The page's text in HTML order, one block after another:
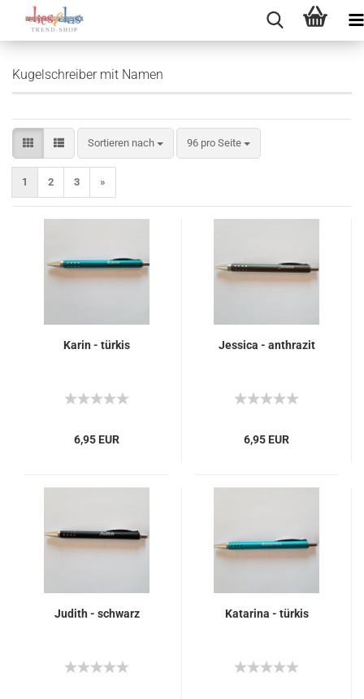
Kugelschreiber mit Namen
Sortieren nach
Sortieren nach 96 pro Seite
pro Seite
1 2 3 »
Karin - türkis
6,95 EUR
Jessica - anthrazit
6,95 EUR
Judith - schwarz Katarina - türkis